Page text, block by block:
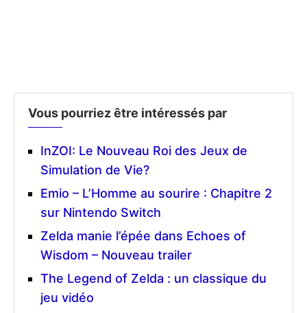
Vous pourriez être intéressés par
InZOI: Le Nouveau Roi des Jeux de
Simulation de Vie?
Emio – L’Homme au sourire : Chapitre 2
sur Nintendo Switch
Zelda manie l’épée dans Echoes of
Wisdom – Nouveau trailer
The Legend of Zelda : un classique du
jeu vidéo